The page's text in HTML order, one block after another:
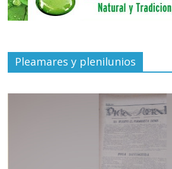
Pleamares y plenilunios